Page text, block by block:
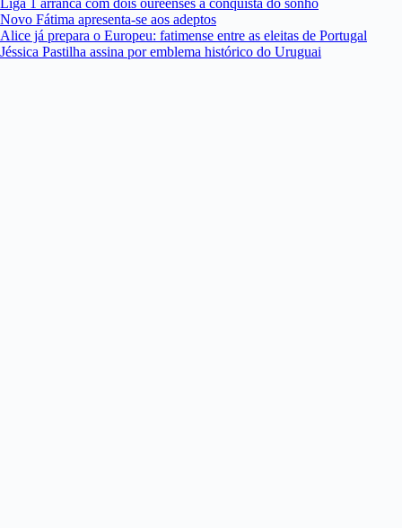
Liga 1 arranca com dois oureenses à conquista do sonho
Novo Fátima apresenta-se aos adeptos
Alice já prepara o Europeu: fatimense entre as eleitas de Portugal
Jéssica Pastilha assina por emblema histórico do Uruguai